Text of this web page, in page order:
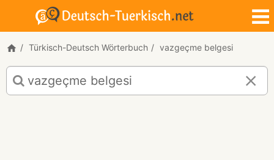
Türkisch-Deutsch Wörterbuch vazgeçme belgesi
Türkisch-
Deutsch
Übersetzung